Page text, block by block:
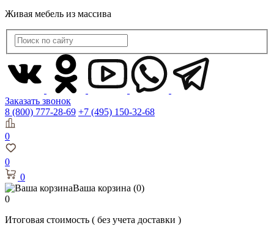
Живая мебель из массива
Заказать звонок
8 (800) 777-28-69 +7 (495) 150-32-68
0
0
0
Ваша корзина (0)
0
Итоговая стоимость ( без учета доставки )